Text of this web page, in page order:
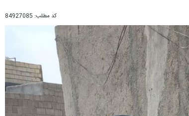
کد مطلب: 84927085